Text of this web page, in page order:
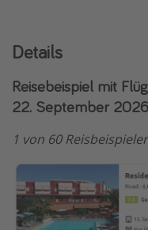
Details
Reisebeispiel mit
22. September 2026
1 von 60